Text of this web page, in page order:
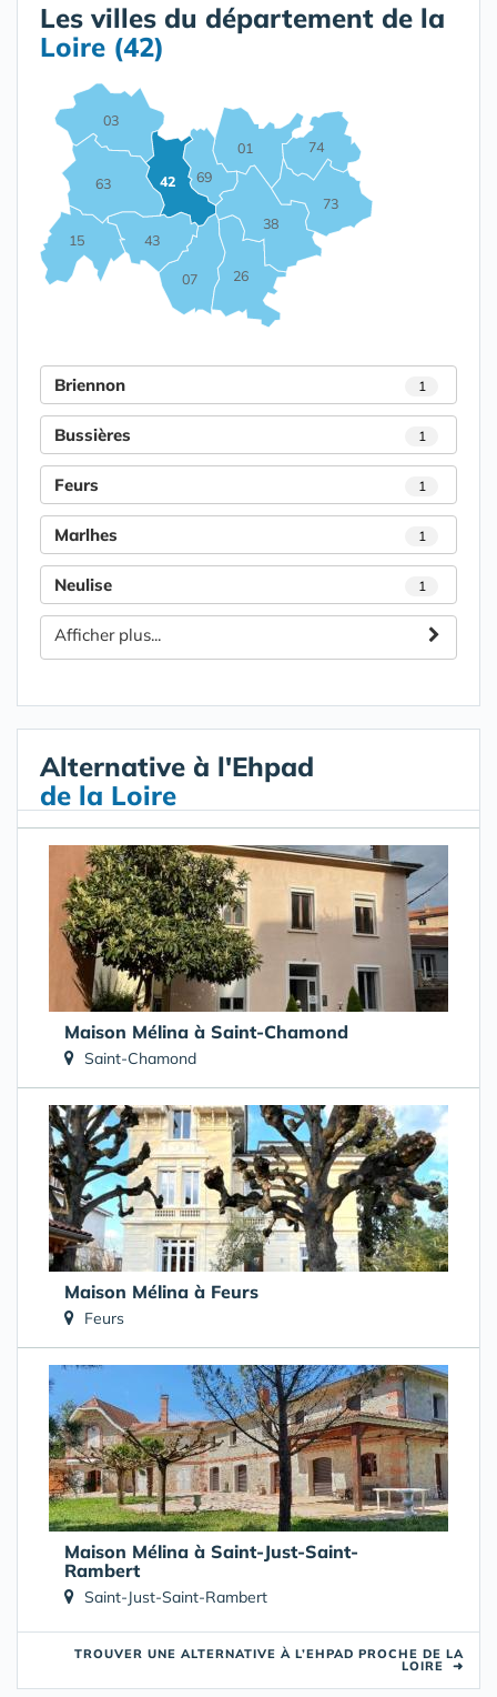
Les villes du département de la
Loire (42)
01
03
07
15
26
38
42
43
63
69
73
74
Briennon 1
Bussières 1
Feurs 1
Marlhes 1
Neulise 1
Afficher plus...
Alternative à l'Ehpad
de la Loire
Maison Mélina à Saint-Chamond
Saint-Chamond
Maison Mélina à Feurs
Feurs
Maison Mélina à Saint-Just-Saint-
Rambert
Saint-Just-Saint-Rambert
TROUVER UNE ALTERNATIVE À L’EHPAD PROCHE DE LA
LOIRE ➜